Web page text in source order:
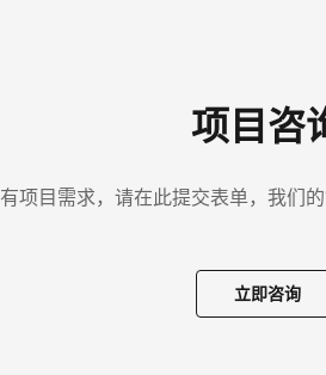
项目咨
项目需求，请在此提交表单，我们
立即咨询